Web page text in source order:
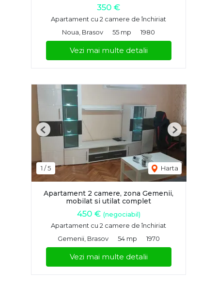
350 €
Apartament cu 2 camere de închiriat
Noua, Brasov
55 mp 1980
Vezi mai multe detalii
1 /5 Harta
Previous Next
Apartament 2 camere, zona Gemenii,
mobilat si utilat complet
450 € (negociabil)
Apartament cu 2 camere de închiriat
Gemenii, Brasov
54 mp 1970
Vezi mai multe detalii